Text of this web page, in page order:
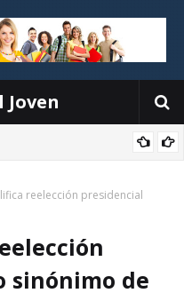
Joven
reelección presidencial
sinónimo de